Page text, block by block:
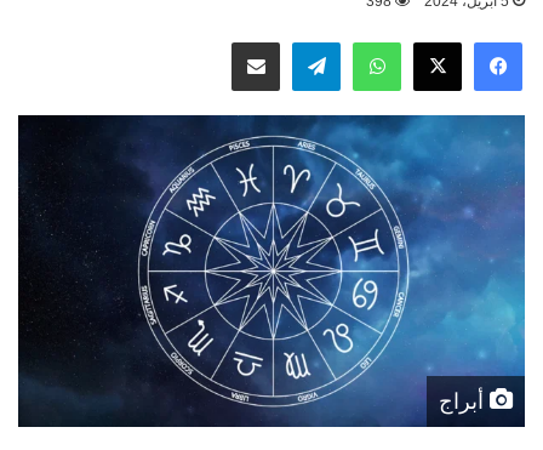
فيسبوك
‫X واتسابتيلقراممشاركة عبر البريد
أبراج